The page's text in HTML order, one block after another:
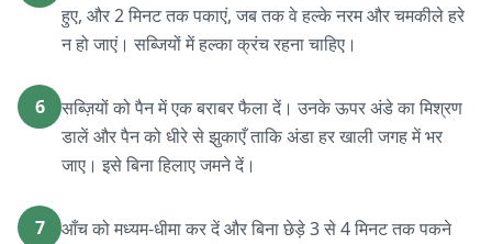
हुए, और 2 मिनट तक पकाएं, जब तक वे हल्के नरम और चमकीले हरे
न हो जाएं। सब्जियों में हल्का क्रंच रहना चाहिए।
6
सब्ज़ियों को पैन में एक बराबर फैला दें। उनके ऊपर अंडे का मिश्रण
डालें और पैन को धीरे से झुकाएँ ताकि अंडा हर खाली जगह में भर
जाए। इसे बिना हिलाए जमने दें।
7
आँच को मध्यम-धीमा कर दें और बिना छेड़े 3 से 4 मिनट तक पकने